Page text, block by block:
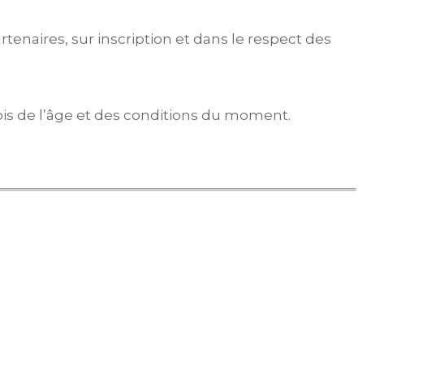
sur inscription et dans le respect des
de l’âge et des conditions du moment.